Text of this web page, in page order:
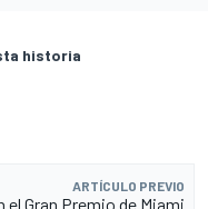
historia
ARTÍCULO PREVIO
Gran Premio de Miami